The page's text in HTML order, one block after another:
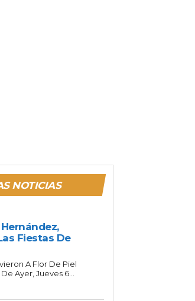
NOTICIAS
Fiestas De
A Flor De Piel
Ayer, Jueves 6...